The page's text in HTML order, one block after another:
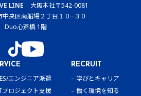
LINE 大阪本社〒542-0081
中央区南船場２丁目１０−３０
Duo心斎橋 1階
エンジニア派遣
プロジェクト支援
RECRUIT
学びとキャリア
働く環境を知る